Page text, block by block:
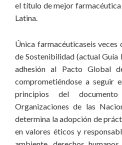
el título de mejor
Latina.
Única farmacéuticaseis veces
de Sostenibilidad (actual Guía
adhesión al Pacto Global
comprometiéndose a seguir
principios del
Organizaciones de las
determina la adopción de
en valores éticos y